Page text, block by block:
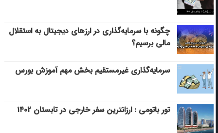
چگونه با سرمایه‌گذاری در ارزهای دیجیتال به استقلال
مالی برسیم؟
سرمایه‌گذاری غیرمستقیم بخش مهم آموزش بورس
تور باتومی : ارزانترین سفر خارجی در تابستان ۱۴۰۲